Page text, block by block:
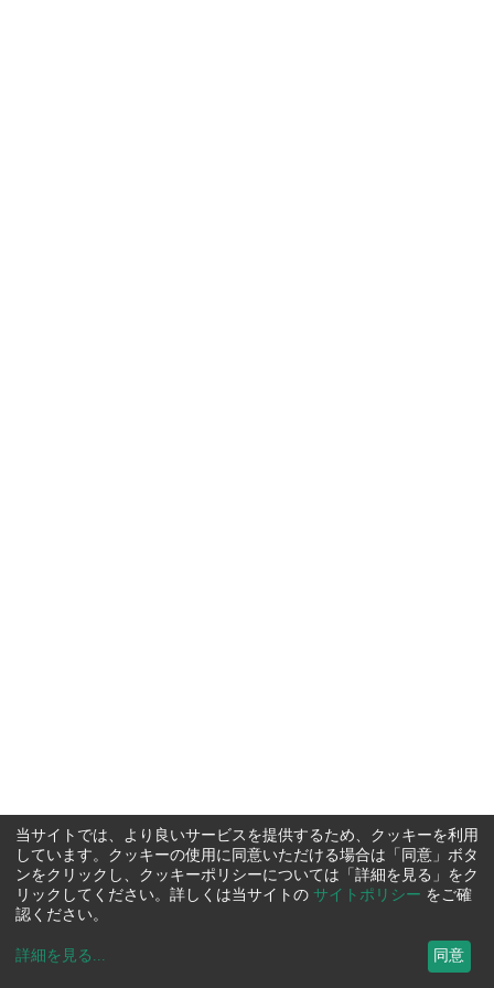
当サイトでは、より良いサービスを提供するため、クッキーを利用
しています。クッキーの使用に同意いただける場合は「同意」ボタ
ンをクリックし、クッキーポリシーについては「詳細を見る」をク
リックしてください。詳しくは当サイトの サイトポリシー をご確
認ください。
詳細を見る ... 同意